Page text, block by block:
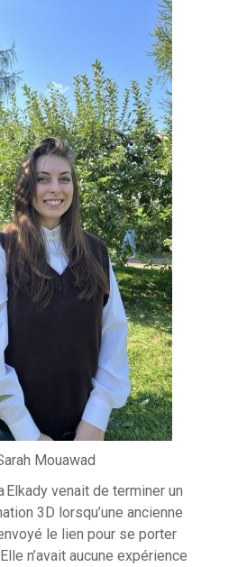
Mouawad
Elkady venait de terminer un
3D lorsqu’une ancienne
le lien pour se porter
n’avait aucune expérience